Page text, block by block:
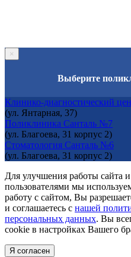
×
Выберите
Клинико-диагностический
(ул. Янтарная, 37)
Поликлиника Санталь №7
(ул. Благоева, 31 корпус 2)
Стоматология Санталь №6
(ул. Благоева, 31 корпус 2)
Для улучшения работы сайта
пользователями мы
работу с сайтом, Вы
и соглашаетесь с нашей
персональных данных. Вы
cookie в настройках Вашего
Я согласен